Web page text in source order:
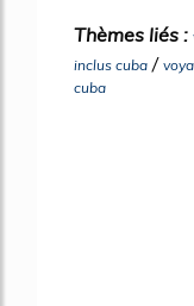
Thèmes liés :
inclus cuba /
cuba